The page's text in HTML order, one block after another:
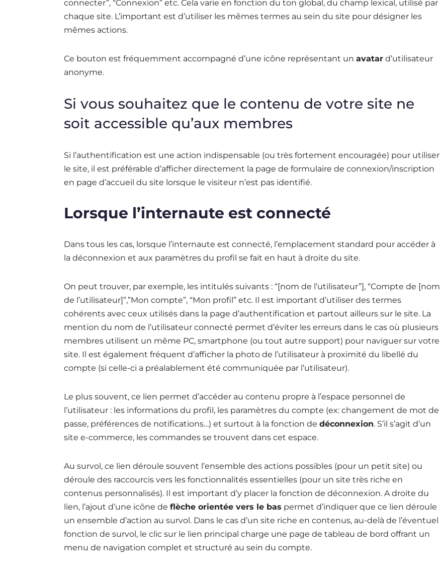
connecter”, “Connexion” etc. Cela varie en fonction du ton global, du champ lexical, utilisé par
chaque site. L’important est d’utiliser les mêmes termes au sein du site pour désigner les
mêmes actions.
Ce bouton est fréquemment accompagné d’une icône représentant un avatar d’utilisateur
anonyme.
Si vous souhaitez que le contenu de votre site ne
soit accessible qu’aux membres
Si l’authentification est une action indispensable (ou très fortement encouragée) pour utiliser
le site, il est préférable d’afficher directement la page de formulaire de connexion/inscription
en page d’accueil du site lorsque le visiteur n’est pas identifié.
Lorsque l’internaute est connecté
Dans tous les cas, lorsque l’internaute est connecté, l’emplacement standard pour accéder à
la déconnexion et aux paramètres du profil se fait en haut à droite du site.
On peut trouver, par exemple, les intitulés suivants : “[nom de l’utilisateur”], “Compte de [nom
de l’utilisateur]”,”Mon compte”, “Mon profil” etc. Il est important d’utiliser des termes
cohérents avec ceux utilisés dans la page d’authentification et partout ailleurs sur le site. La
mention du nom de l’utilisateur connecté permet d’éviter les erreurs dans le cas où plusieurs
membres utilisent un même PC, smartphone (ou tout autre support) pour naviguer sur votre
site. Il est également fréquent d’afficher la photo de l’utilisateur à proximité du libellé du
compte (si celle-ci a préalablement été communiquée par l’utilisateur).
Le plus souvent, ce lien permet d’accéder au contenu propre à l’espace personnel de
l’utilisateur : les informations du profil, les paramètres du compte (ex: changement de mot de
passe, préférences de notifications…) et surtout à la fonction de déconnexion. S’il s’agit d’un
site e-commerce, les commandes se trouvent dans cet espace.
Au survol, ce lien déroule souvent l’ensemble des actions possibles (pour un petit site) ou
déroule des raccourcis vers les fonctionnalités essentielles (pour un site très riche en
contenus personnalisés). Il est important d’y placer la fonction de déconnexion. A droite du
lien, l’ajout d’une icône de flèche orientée vers le bas permet d’indiquer que ce lien déroule
un ensemble d’action au survol. Dans le cas d’un site riche en contenus, au-delà de l’éventuel
fonction de survol, le clic sur le lien principal charge une page de tableau de bord offrant un
menu de navigation complet et structuré au sein du compte.